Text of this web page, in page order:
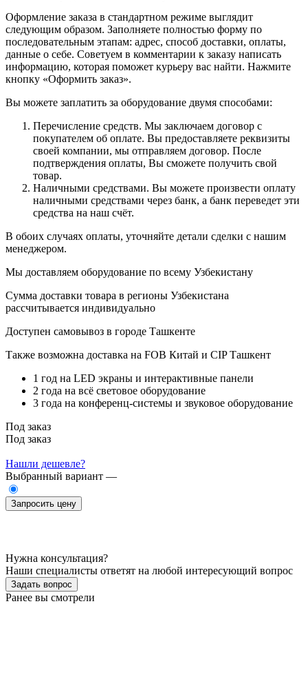
Оформление заказа в стандартном режиме выглядит
следующим образом. Заполняете полностью форму по
последовательным этапам: адрес, способ доставки, оплаты,
данные о себе. Советуем в комментарии к заказу написать
информацию, которая поможет курьеру вас найти. Нажмите
кнопку «Оформить заказ».
Вы можете заплатить за оборудование двумя способами:
Перечисление средств. Мы заключаем договор с
покупателем об оплате. Вы предоставляете реквизиты
своей компании, мы отправляем договор. После
подтверждения оплаты, Вы сможете получить свой
товар.
Наличными средствами. Вы можете произвести оплату
наличными средствами через банк, а банк переведет эти
средства на наш счёт.
В обоих случаях оплаты, уточняйте детали сделки с нашим
менеджером.
Мы доставляем оборудование по всему Узбекистану
Сумма доставки товара в регионы Узбекистана
рассчитывается индивидуально
Доступен самовывоз в городе Ташкенте
Также возможна доставка на FOB Китай и CIP Ташкент
1 год на LED экраны и интерактивные панели
2 года на всё световое оборудование
3 года на конференц-системы и звуковое оборудование
Под заказ
Под заказ
Нашли дешевле?
Выбранный вариант —
Запросить цену
Нужна консультация?
Наши специалисты ответят на любой интересующий вопрос
Задать вопрос
Ранее вы смотрели